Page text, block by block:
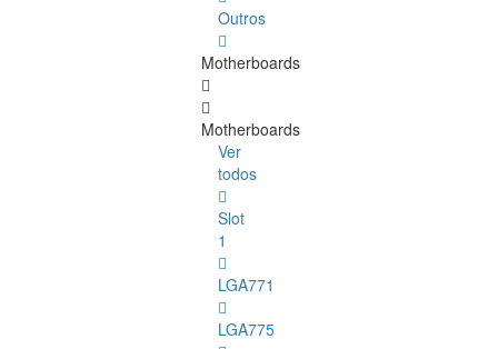
Outros
Motherboards
Motherboards
Ver
todos
Slot
1
LGA771
LGA775